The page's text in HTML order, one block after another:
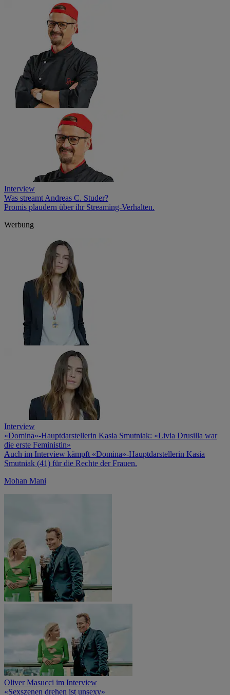
Interview
Was streamt Andreas C. Studer?
Promis plaudern über ihr Streaming-Verhalten.
Werbung
Interview
«Domina»-Hauptdarstellerin Kasia Smutniak: «Livia Drusilla war
die erste Feministin»
Auch im Interview kämpft «Domina»-Hauptdarstellerin Kasia
Smutniak (41) für die Rechte der Frauen.
Mohan Mani
Oliver Masucci im Interview
«Sexszenen drehen ist unsexy»